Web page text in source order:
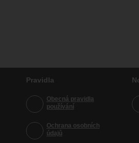
Pravidla
Obecná pravidla
používání
Ochrana osobních
údajů